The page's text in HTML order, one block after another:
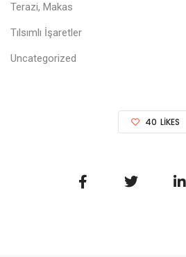
Terazi, Makas
Tılsımlı İşaretler
Uncategorized
40 LIKES